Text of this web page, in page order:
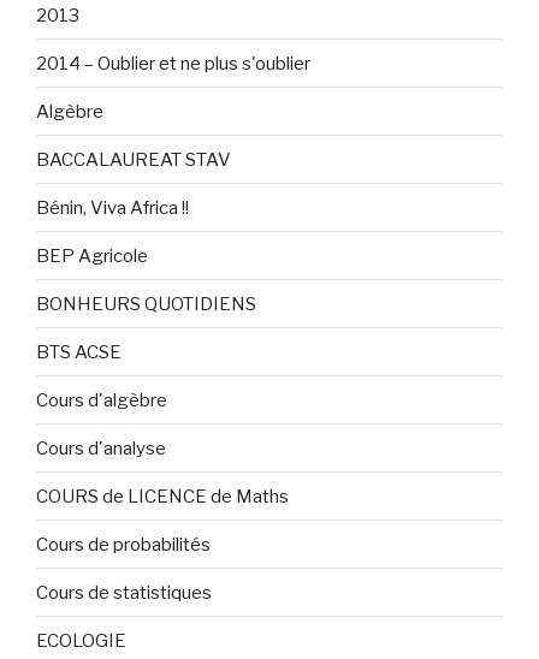
2013
2014 – Oublier et ne plus s'oublier
Algèbre
BACCALAUREAT STAV
Bénin, Viva Africa !!
BEP Agricole
BONHEURS QUOTIDIENS
BTS ACSE
Cours d'algèbre
Cours d'analyse
COURS de LICENCE de Maths
Cours de probabilités
Cours de statistiques
ECOLOGIE